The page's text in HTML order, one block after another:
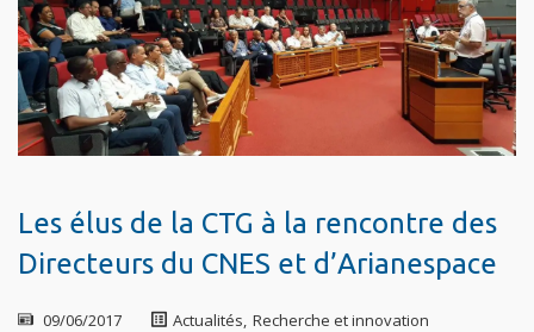
Les élus de la CTG à la rencontre des
Directeurs du CNES et d’Arianespace
09/06/2017 Actualités, Recherche et innovation